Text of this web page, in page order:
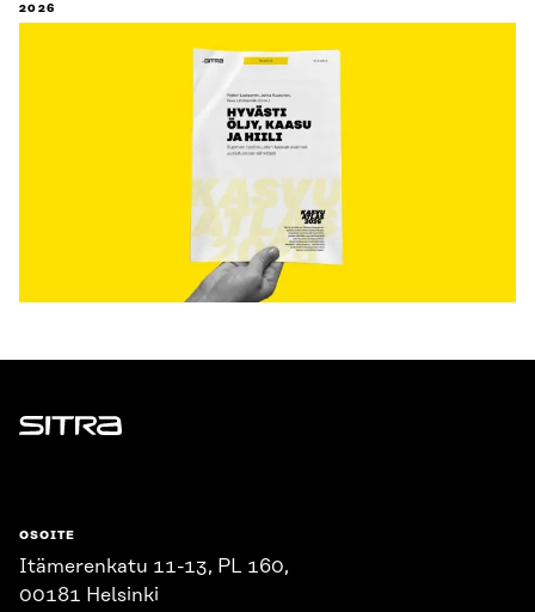
2026
Sitra
OSOITE
Itämerenkatu 11-13, PL 160,
00181 Helsinki